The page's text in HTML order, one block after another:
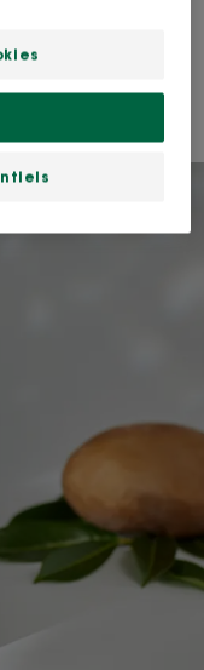
soins Klorane au